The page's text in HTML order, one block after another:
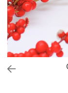
Friends
Fructe
Fundite
Monstera
Neon Collection